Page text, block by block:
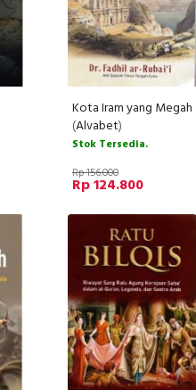
Kota Iram yang Megah
(Alvabet)
Stok Tersedia.
Rp 156.000
Rp 124.800